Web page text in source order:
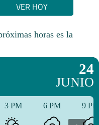
VER HOY
horas es la
24
JUNIO
3 PM 6 PM 9